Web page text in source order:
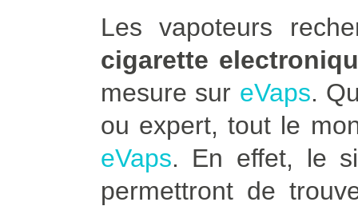
Les vapoteurs
cigarette
mesure sur eVaps.
ou expert, tout le
eVaps. En effet, le
permettront de